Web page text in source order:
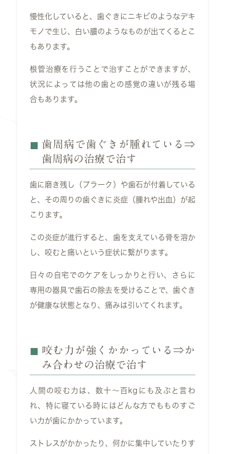
慢性化していると、歯ぐきにニキビのようなデキ
モノで生じ、白い膿のようなものが出てくるとこ
もあります。
根管治療を行うことで治すことができますが、
状況によっては他の歯との感覚の違いが残る場
合もあります。
歯周病で歯ぐきが腫れている⇒
歯周病の治療で治す
歯に磨き残し（プラーク）や歯石が付着している
と、その周りの歯ぐきに炎症（腫れや出血）が起
こります。
この炎症が進行すると、歯を支えている骨を溶か
し、咬むと痛いという症状に繋がります。
日々の自宅でのケアをしっかりと行い、さらに
専用の器具で歯石の除去を受けることで、歯ぐき
が健康な状態となり、痛みは引いてくれます。
咬む力が強くかかっている⇒か
み合わせの治療で治す
人間の咬む力は、数十～百kgにも及ぶと言わ
れ、特に寝ている時にはどんな方でもものすご
い力が歯にかかっています。
ストレスがかかったり、何かに集中していたりす